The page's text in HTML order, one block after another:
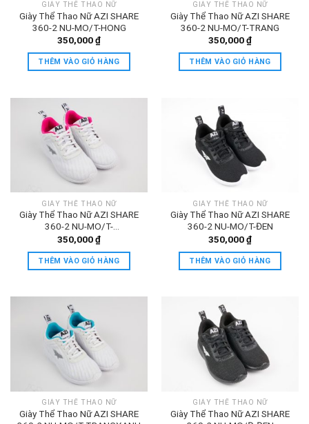
GIÀY THỂ THAO NỮ
Giày Thể Thao Nữ AZI SHARE
360-2 NU-MO/T-HONG
350,000₫
THÊM VÀO GIỎ HÀNG
GIÀY THỂ THAO NỮ
Giày Thể Thao Nữ AZI SHARE
360-2 NU-MO/T-TRANG
350,000₫
THÊM VÀO GIỎ HÀNG
GIÀY THỂ THAO NỮ
Giày Thể Thao Nữ AZI SHARE
360-2 NU-MO/T-
TRANGHONG
350,000₫
THÊM VÀO GIỎ HÀNG
GIÀY THỂ THAO NỮ
Giày Thể Thao Nữ AZI SHARE
360-2 NU-MO/T-ĐEN
350,000₫
THÊM VÀO GIỎ HÀNG
GIÀY THỂ THAO NỮ
Giày Thể Thao Nữ AZI SHARE
GIÀY THỂ THAO NỮ
Giày Thể Thao Nữ AZI SHARE